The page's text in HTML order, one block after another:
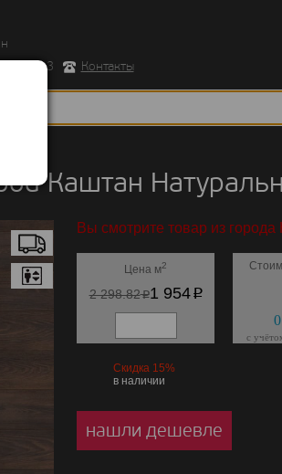
корпус 3
Контакты
Каштан
Вы смотрите товар из города
Цена м2
2 298.82p1 954p
0
с
Скидка 15%
в наличии
нашли дешевле